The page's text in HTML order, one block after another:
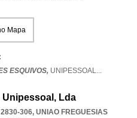
Mapa
ESQUIVOS, UNIPESSOAL...
Unipessoal, Lda
306, UNIAO FREGUESIAS